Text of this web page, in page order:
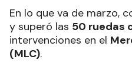
En lo que va de marzo,
y superó las 50 ruedas
intervenciones en el
(MLC).